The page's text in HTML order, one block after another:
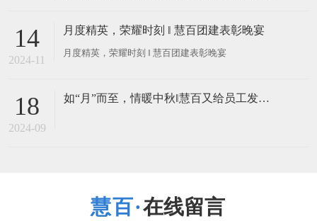
是勇毅前行的十年，是荣耀与使命交织的十年。十
的旅程
14
2024-11
月度精英，荣耀时刻 ‖ 慧百团建表彰晚宴
18
2024-09
如“月”而至，情暖中秋‖慧百又给员工发中秋暖心福利啦
在线留言